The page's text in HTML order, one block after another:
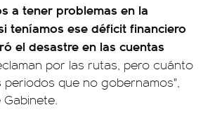
a tener problemas en la
teníamos ese déficit financiero
el desastre en las cuentas
por las rutas, pero cuánto
periodos que no gobernamos",